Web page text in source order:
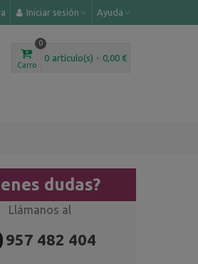
Iniciar sesión Ayuda
Carro
0
0 artículo(s) - 0,00 €
dudas?
Llámanos al
957 482 404